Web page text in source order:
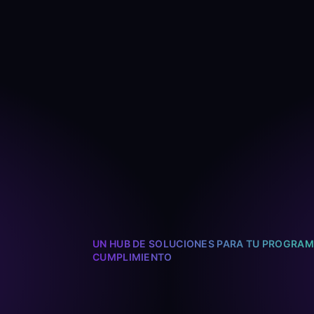
UN HUB DE SOLUCIONES PARA TU
CUMPLIMIENTO